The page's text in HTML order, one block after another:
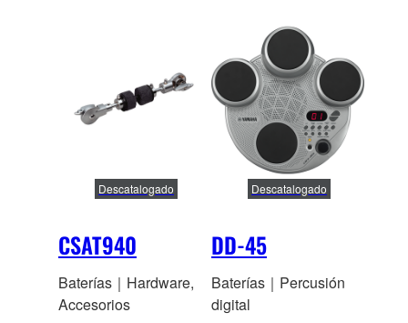
CSAT940
Descatalogado
Baterías｜Hardware,
Accesorios
DD-45
Descatalogado
Baterías｜Percusión
digital